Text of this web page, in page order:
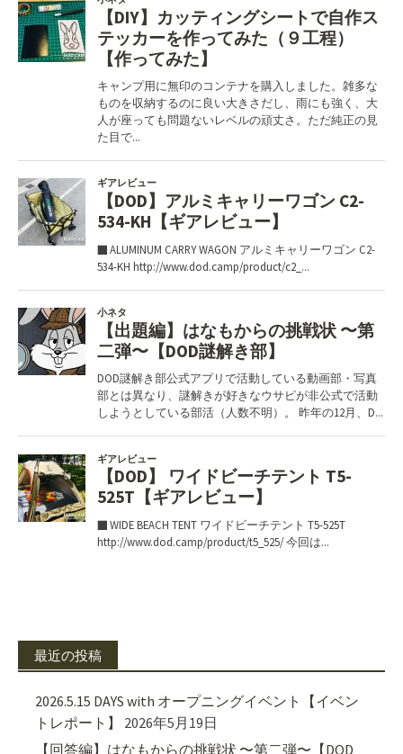
最近の投稿
2026.5.15 DAYS with オープニングイベント【イベン
トレポート】
2026年5月19日
【回答編】はなもからの挑戦状 〜第二弾〜【DOD